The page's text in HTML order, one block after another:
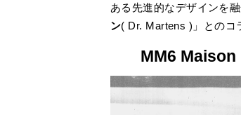
ある先進的なデザインを
ン( Dr. Martens )」とのコ
MM6